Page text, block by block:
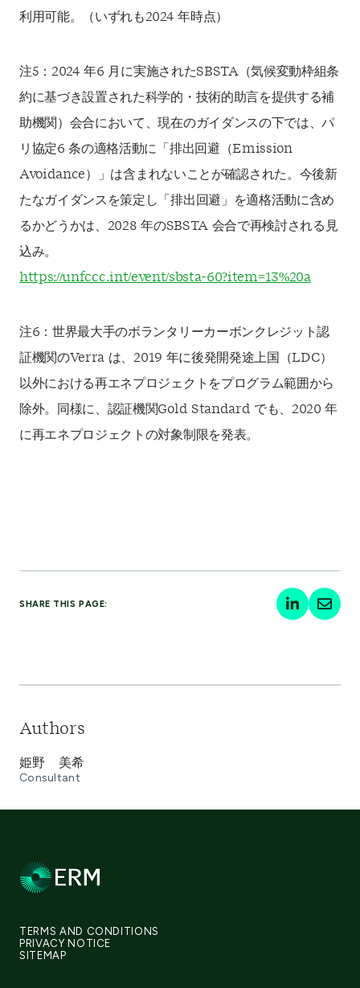
利用可能。（いずれも2024 年時点）
注5：2024 年6 月に実施されたSBSTA（気候変動枠組条
約に基づき設置された科学的・技術的助言を提供する補
助機関）会合において、現在のガイダンスの下では、パ
リ協定6 条の適格活動に「排出回避（Emission
Avoidance）」は含まれないことが確認された。今後新
たなガイダンスを策定し「排出回避」を適格活動に含め
るかどうかは、2028 年のSBSTA 会合で再検討される見
込み。
https://unfccc.int/event/sbsta-60?item=13%20a
注6：世界最大手のボランタリーカーボンクレジット認
証機関のVerra は、2019 年に後発開発途上国（LDC）
以外における再エネプロジェクトをプログラム範囲から
除外。同様に、認証機関Gold Standard でも、2020 年
に再エネプロジェクトの対象制限を発表。
SHARE THIS PAGE:
Authors
姫野 美希
Consultant
TERMS AND CONDITIONS
PRIVACY NOTICE
SITEMAP